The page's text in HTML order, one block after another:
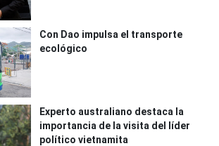
Con Dao impulsa el transporte
ecológico
Experto australiano destaca la
importancia de la visita del líder
político vietnamita